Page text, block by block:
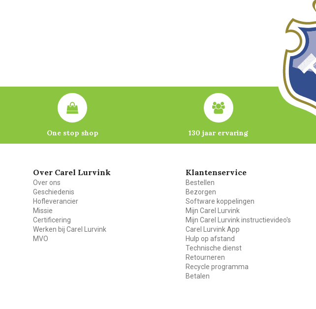
One stop shop 130 jaar ervaring
Over Carel Lurvink
Over ons
Geschiedenis
Hofleverancier
Missie
Certificering
Werken bij Carel Lurvink
MVO
Klantenservice
Bestellen
Bezorgen
Software koppelingen
Mijn Carel Lurvink
Mijn Carel Lurvink instructievideo's
Carel Lurvink App
Hulp op afstand
Technische dienst
Retourneren
Recycle programma
Betalen